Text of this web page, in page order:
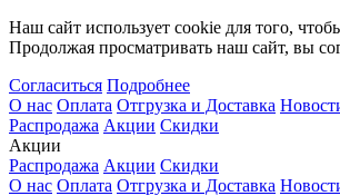
Наш сайт использует cookie для того,
Продолжая просматривать наш сайт, вы
Согласиться Подробнее
О нас Оплата Отгрузка и Доставка
Распродажа Акции Скидки
Акции
Распродажа Акции Скидки
О нас Оплата Отгрузка и Доставка